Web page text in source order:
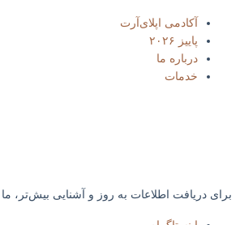
آکادمی اپلای‌آرت
پاییز ۲۰۲۶
درباره ما
خدمات
برای دریافت اطلاعات به روز و آشنایی بیش‌تر،